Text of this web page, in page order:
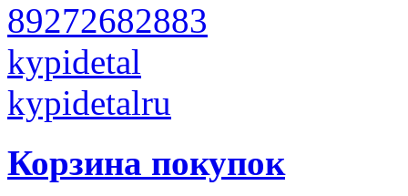
89272682883
kypidetal
kypidetalru
Корзина покупок